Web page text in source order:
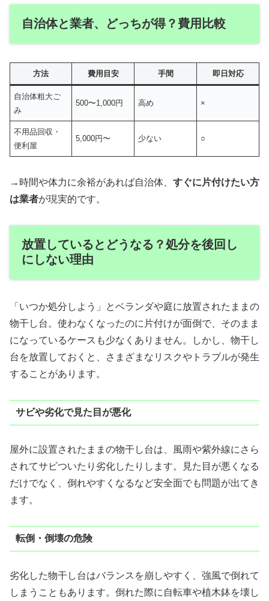
自治体と業者、どっちが得？費用比較
方法 費用目安 手間 即日対応
自治体粗大ご
み
500〜1,000円 高め ×
不用品回収・
便利屋
5,000円〜 少ない ○
→時間や体力に余裕があれば自治体、 すぐに片付けたい方
は業者が現実的です。
放置しているとどうなる？処分を後回し
にしない理由
「いつか処分しよう」とベランダや庭に放置されたままの
物干し台。使わなくなったのに片付けが面倒で、そのまま
になっているケースも少なくありません。しかし、物干し
台を放置しておくと、さまざまなリスクやトラブルが発生
することがあります。
サビや劣化で見た目が悪化
屋外に設置されたままの物干し台は、風雨や紫外線にさら
されてサビついたり劣化したりします。見た目が悪くなる
だけでなく、倒れやすくなるなど安全面でも問題が出てき
ます。
転倒・倒壊の危険
劣化した物干し台はバランスを崩しやすく、強風で倒れて
しまうこともあります。倒れた際に自転車や植木鉢を壊し